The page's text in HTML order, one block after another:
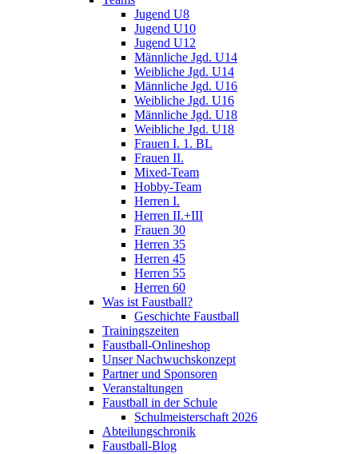
Jugend U8
Jugend U10
Jugend U12
Männliche Jgd. U14
Weibliche Jgd. U14
Männliche Jgd. U16
Weibliche Jgd. U16
Männliche Jgd. U18
Weibliche Jgd. U18
Frauen I. 1. BL
Frauen II.
Mixed-Team
Hobby-Team
Herren I.
Herren II.+III
Frauen 30
Herren 35
Herren 45
Herren 55
Herren 60
Was ist Faustball?
Geschichte Faustball
Trainingszeiten
Faustball-Onlineshop
Unser Nachwuchskonzept
Partner und Sponsoren
Veranstaltungen
Faustball in der Schule
Schulmeisterschaft 2026
Abteilungschronik
Faustball-Blog